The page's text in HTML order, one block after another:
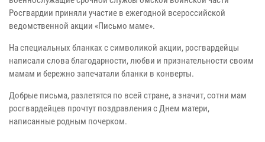
Росгвардии приняли участие в ежегодной всероссийской
ведомственной акции «Письмо маме».
На специальных бланках с символикой акции, росгвардейцы
написали слова благодарности, любви и признательности своим
мамам и бережно запечатали бланки в конверты.
Добрые письма, разлетятся по всей стране, а значит, сотни мам
росгвардейцев прочтут поздравления с Днем матери,
написанные родным почерком.